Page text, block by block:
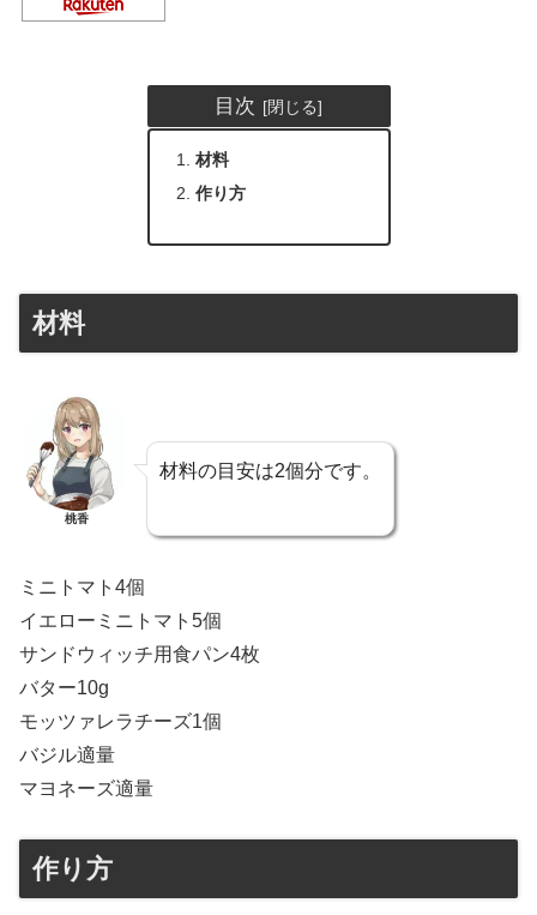
目次
材料
作り方
材料
桃香
材料の目安は2個分です。
ミニトマト4個
イエローミニトマト5個
サンドウィッチ用食パン4枚
バター10g
モッツァレラチーズ1個
バジル適量
マヨネーズ適量
作り方